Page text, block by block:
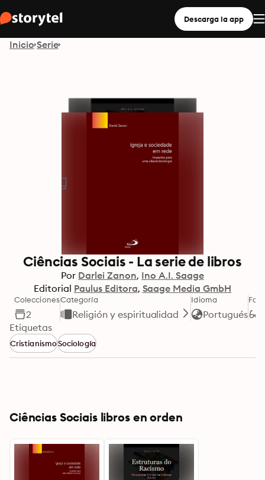
Descarga la app
Inicio Serie
Ciências Sociais - La serie de libros
Por Darlei Zanon Ino A.I. Saage
Editorial Paulus Editora Saage Media GmbH
Colecciones
2
Categoría
Religión y espiritualidad
Idioma
Portugués
Etiquetas
CristianismoSociología
Ciências Sociais libros en orden